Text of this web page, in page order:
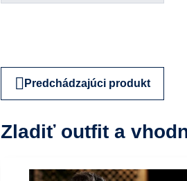
Predchádzajúci produkt
Zladiť outfit a